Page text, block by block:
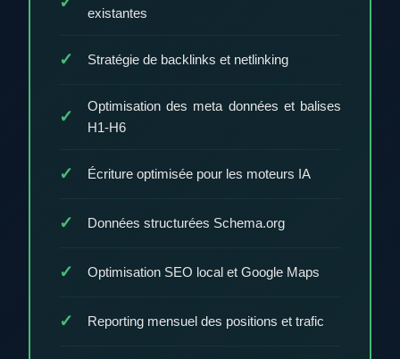
existantes
Stratégie de backlinks et netlinking
Optimisation des meta données et balises
H1-H6
Écriture optimisée pour les moteurs IA
Données structurées Schema.org
Optimisation SEO local et Google Maps
Reporting mensuel des positions et trafic